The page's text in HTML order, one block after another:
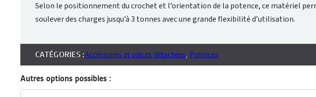
Selon le positionnement du crochet et l’orientation de la potence, ce matériel
soulever des charges jusqu’à 3 tonnes avec une grande flexibilité d’utilisation.
CATÉGORIES :Accessoires et pièces détachées, Potences
Autres options possibles :